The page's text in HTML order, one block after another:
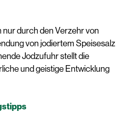
durch den Verzehr von
von jodiertem Speisesalz
Jodzufuhr stellt die
und geistige Entwicklung